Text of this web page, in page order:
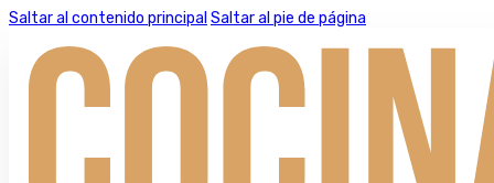
Saltar al contenido principal Saltar al pie de página